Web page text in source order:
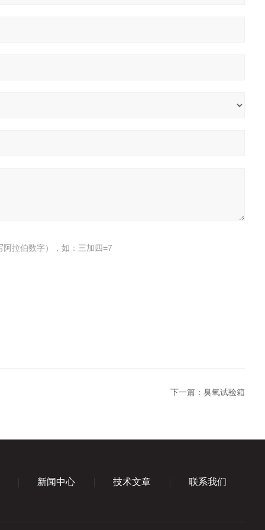
阿拉伯数字），如：三加四=7
下一篇：臭氧试验箱
新闻中心 技术文章 联系我们